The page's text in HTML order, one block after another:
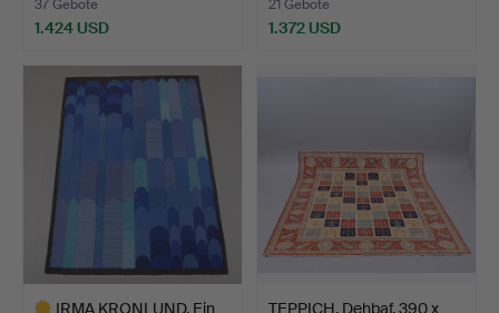
37 Gebote
1.424 USD
Objekt
21 Gebote
1.372 USD
IRMA KRONLUND. Ein
TEPPICH, Dehbaf, 390 x